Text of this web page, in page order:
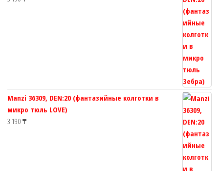
Manzi 36309, DEN:20 (фантазийные колготки в
микро тюль LOVE)
3 190 ₸